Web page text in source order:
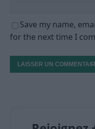
Save my name,
for the next time I